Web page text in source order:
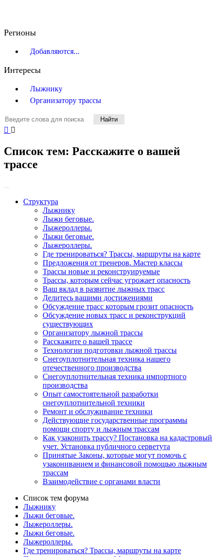
Регионы
Добавляются...
Интересы
Лыжнику
Организатору трассы
Найти
Список тем: Расскажите о вашей
трассе
Структура
Лыжнику
Лыжи беговые.
Лыжероллеры.
Лыжи беговые.
Лыжероллеры.
Где тренироваться? Трассы, маршруты на карте
Предложения от тренеров. Мастер классы
Трассы новые и реконструируемые
Трассы, которым сейчас угрожает опасность
Ваш вклад в развитие лыжных трасс
Делитесь вашими достижениями
Обсуждение трасс которым грозит опасность
Обсуждение новых трасс и реконструкций
существующих
Организатору лыжной трассы
Расскажите о вашей трассе
Технологии подготовки лыжной трассы
Снегоуплотнительная техника нашего
отечественного производства
Снегоуплотнительная техника импортного
производства
Опыт самостоятельной разработки
снегоуплотнительной техники
Ремонт и обслуживание техники
Действующие государственные программы
помощи спорту и лыжным трассам
Как узаконить трассу? Постановка на кадастровый
учет. Установка публичного серветута
Принятые Законы, которые могут помочь с
узакониванием и финансовой помощью лыжным
трассам
Взаимодействие с органами власти
Список тем форума
Лыжнику
Лыжи беговые.
Лыжероллеры.
Лыжи беговые.
Лыжероллеры.
Где тренироваться? Трассы, маршруты на карте